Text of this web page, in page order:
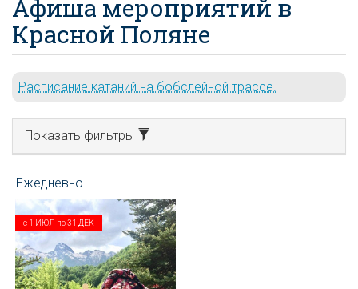
Афиша мероприятий в
Красной Поляне
Расписание катаний на бобслейной трассе.
Показать фильтры
с 1 ИЮЛ по31 ДЕК